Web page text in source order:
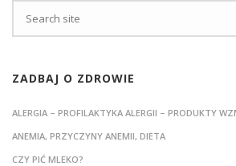
ZADBAJ O ZDROWIE
ALERGIA – PROFILAKTYKA ALERGII – PRODUKTY
ANEMIA, PRZYCZYNY ANEMII, DIETA
CZY PIĆ MLEKO?